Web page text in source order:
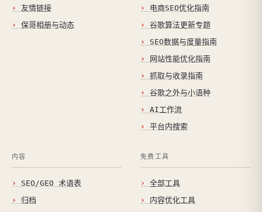
友情链接
保哥相册与动态
电商SEO优化指南
谷歌算法更新专题
SEO数据与度量指南
网站性能优化指南
抓取与收录指南
谷歌之外与小语种
AI工作流
平台内搜索
内容
SEO/GEO 术语表
归档
免费工具
全部工具
内容优化工具